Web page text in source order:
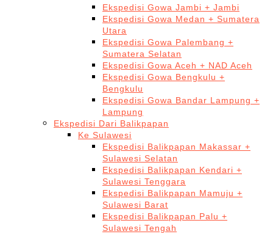
Ekspedisi Gowa Jambi + Jambi
Ekspedisi Gowa Medan + Sumatera
Utara
Ekspedisi Gowa Palembang +
Sumatera Selatan
Ekspedisi Gowa Aceh + NAD Aceh
Ekspedisi Gowa Bengkulu +
Bengkulu
Ekspedisi Gowa Bandar Lampung +
Lampung
Ekspedisi Dari Balikpapan
Ke Sulawesi
Ekspedisi Balikpapan Makassar +
Sulawesi Selatan
Ekspedisi Balikpapan Kendari +
Sulawesi Tenggara
Ekspedisi Balikpapan Mamuju +
Sulawesi Barat
Ekspedisi Balikpapan Palu +
Sulawesi Tengah